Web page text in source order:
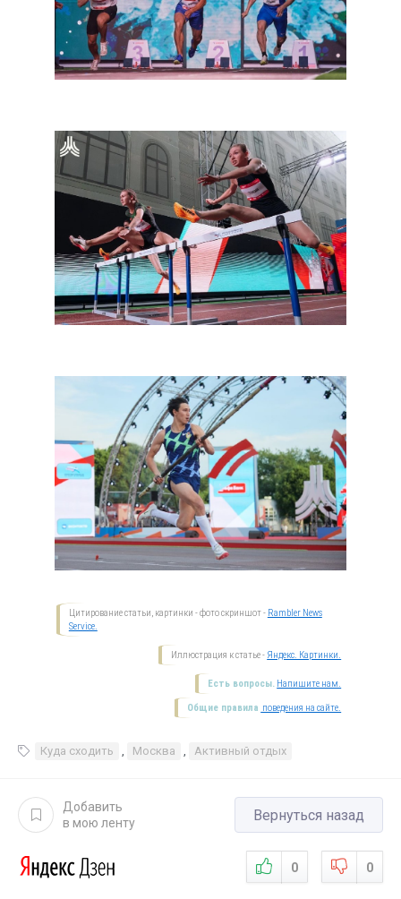
Цитирование статьи, картинки - фото скриншот - Rambler News
Service.
Иллюстрация к статье - Яндекс. Картинки.
Есть вопросы. Напишите нам.
Общие правила поведения на сайте.
Куда сходить Москва Активный отдых
Добавить
в мою ленту
Вернуться назад
0 0